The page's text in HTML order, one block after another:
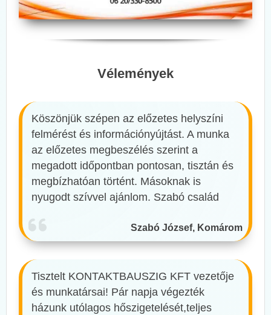
Vélemények
Köszönjük szépen az előzetes helyszíni
felmérést és információnyújtást. A munka
az előzetes megbeszélés szerint a
megadott időpontban pontosan, tisztán és
megbízhatóan történt. Másoknak is
nyugodt szívvel ajánlom. Szabó család
Szabó József, Komárom
Tisztelt KONTAKTBAUSZIG KFT vezetője
és munkatársai! Pár napja végezték
házunk utólagos hőszigetelését,teljes